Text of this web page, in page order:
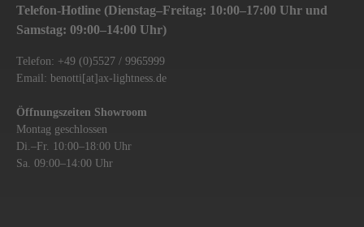
Telefon-Hotline (Dienstag–Freitag: 10:00–17:00 Uhr und
Samstag: 09:00–14:00 Uhr)
Telefon: +49 (0)5527 / 9965999
Email: benotti[at]ax-lightness.de
Öffnungszeiten Showroom
Montag geschlossen
Di.–Fr. 10:00–18:00 Uhr
Sa. 09:00–14:00 Uhr